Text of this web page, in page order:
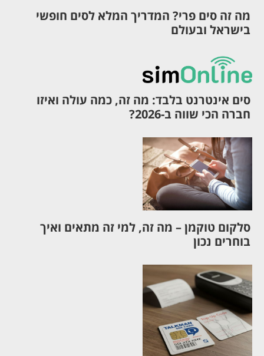
מה זה סים פרי? המדריך המלא לסים חופשי
בישראל ובעולם
סים אינטרנט בלבד: מה זה, כמה עולה ואיזו
חברה הכי שווה ב-2026?
סלקום טוקמן – מה זה, למי זה מתאים ואיך
בוחרים נכון